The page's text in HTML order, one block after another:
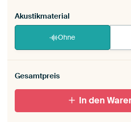
Akustikmaterial
Ohne
Gesamtpreis
In den